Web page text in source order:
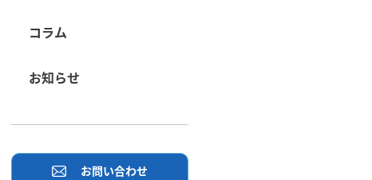
コラム
お知らせ
お問い合わせ